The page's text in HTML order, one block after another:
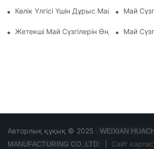
Көлік Үлгісі Үшін Дұрыс Май Сүзгісін
Май
Жетекші Май Сүзгілерін Май
Авторлық құқық © 2025
WEIXIAN
MANUFACTURING CO.,LTD.
Сайт